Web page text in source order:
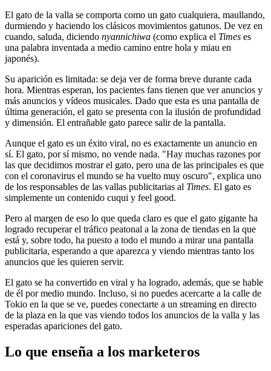
El gato de la valla se comporta como un gato cualquiera, maullando,
durmiendo y haciendo los clásicos movimientos gatunos. De vez en
cuando, saluda, diciendo nyannichiwa (como explica el Times es
una palabra inventada a medio camino entre hola y miau en
japonés).
Su aparición es limitada: se deja ver de forma breve durante cada
hora. Mientras esperan, los pacientes fans tienen que ver anuncios y
más anuncios y vídeos musicales. Dado que esta es una pantalla de
última generación, el gato se presenta con la ilusión de profundidad
y dimensión. El entrañable gato parece salir de la pantalla.
Aunque el gato es un éxito viral, no es exactamente un anuncio en
sí. El gato, por sí mismo, no vende nada. "Hay muchas razones por
las que decidimos mostrar el gato, pero una de las principales es que
con el coronavirus el mundo se ha vuelto muy oscuro", explica uno
de los responsables de las vallas publicitarias al Times. El gato es
simplemente un contenido cuqui y feel good.
Pero al margen de eso lo que queda claro es que el gato gigante ha
logrado recuperar el tráfico peatonal a la zona de tiendas en la que
está y, sobre todo, ha puesto a todo el mundo a mirar una pantalla
publicitaria, esperando a que aparezca y viendo mientras tanto los
anuncios que les quieren servir.
El gato se ha convertido en viral y ha logrado, además, que se hable
de él por medio mundo. Incluso, si no puedes acercarte a la calle de
Tokio en la que se ve, puedes conectarte a un streaming en directo
de la plaza en la que vas viendo todos los anuncios de la valla y las
esperadas apariciones del gato.
Lo que enseña a los marketeros